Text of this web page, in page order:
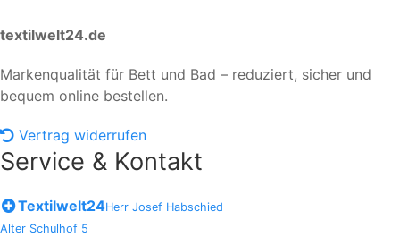
textilwelt24.de
Markenqualität für Bett und Bad – reduziert, sicher und
bequem online bestellen.
Vertrag widerrufen
Service & Kontakt
Textilwelt24Herr Josef Habschied
Alter Schulhof 5